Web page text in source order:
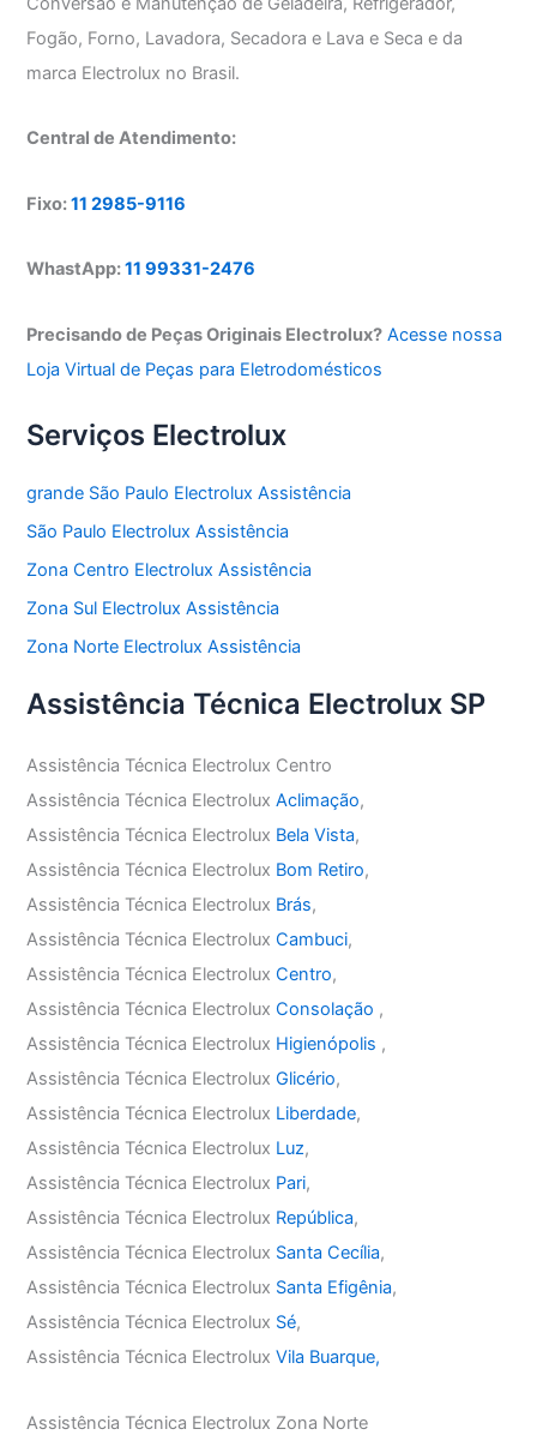
Fogão, Forno, Lavadora, Secadora e Lava e Seca e da
marca Electrolux no Brasil.
Central de Atendimento:
Fixo:11 2985-9116
WhastApp:11 99331-2476
Precisando de Peças Originais Electrolux? Acesse nossa
Loja Virtual de Peças para Eletrodomésticos
Serviços Electrolux
grande São Paulo Electrolux Assistência
São Paulo Electrolux Assistência
Zona Centro Electrolux Assistência
Zona Sul Electrolux Assistência
Zona Norte Electrolux Assistência
Assistência Técnica Electrolux SP
Assistência Técnica Electrolux Centro
Assistência Técnica ElectroluxAclimação,
Assistência Técnica Electrolux Bela Vista,
Assistência Técnica Electrolux Bom Retiro,
Assistência Técnica Electrolux Brás,
Assistência Técnica ElectroluxCambuci,
Assistência Técnica ElectroluxCentro,
Assistência Técnica ElectroluxConsolação ,
Assistência Técnica Electrolux Higienópolis ,
Assistência Técnica ElectroluxGlicério,
Assistência Técnica Electrolux Liberdade,
Assistência Técnica Electrolux Luz,
Assistência Técnica Electrolux Pari,
Assistência Técnica Electrolux República,
Assistência Técnica Electrolux Santa Cecília,
Assistência Técnica Electrolux Santa Efigênia,
Assistência Técnica Electrolux Sé,
Assistência Técnica ElectroluxVila Buarque,
Assistência Técnica Electrolux Zona Norte